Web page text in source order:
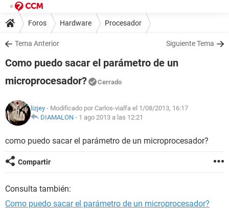
Foros Hardware Procesador
Tema Anterior Siguiente Tema
Como puedo sacar el parámetro de un
microprocesador?
Cerrado
lizjey - Modificado por Carlos-vialfa el 1/08/2013, 16:17
DIAMALON - 1 ago 2013 a las 12:21
como puedo sacar el parámetro de un microprocesador?
Compartir
Consulta también:
Como puedo sacar el parámetro de un microprocesador?